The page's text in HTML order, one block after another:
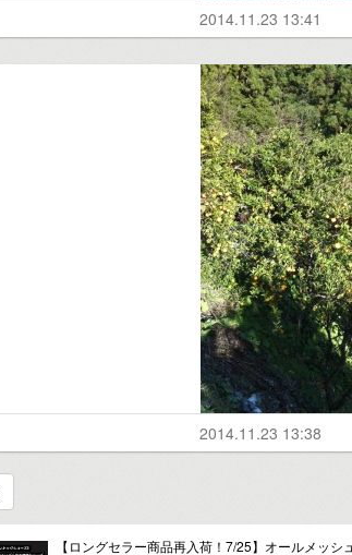
2014.11.23 13:41
2014.11.23 13:38
【ロングセラー商品再入荷！7/25】オールメッシ